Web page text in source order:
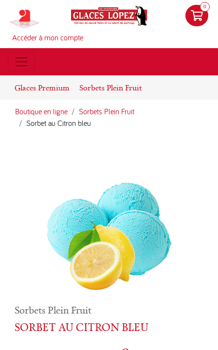
Accéder à mon compte
0
Glaces Premium Sorbets Plein Fruit
Boutique en ligne
Sorbets Plein Fruit
Sorbet au Citron bleu
Sorbets Plein Fruit
SORBET AU CITRON BLEU